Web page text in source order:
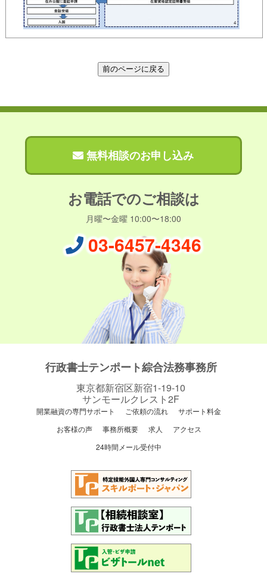
無料相談のお申し込み
お電話でのご相談は
月曜〜金曜 10:00〜18:00
03-6457-4346
行政書士テンポート綜合法務事務所
東京都新宿区新宿1-19-10
サンモールクレスト2F
開業融資の専門サポート ご依頼の流れ
サポート料金
お客様の声
事務所概要 求人
アクセス
24時間メール受付中